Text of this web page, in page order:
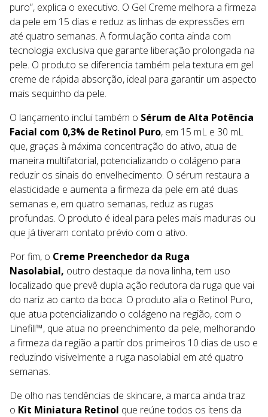
puro”, explica o executivo. O Gel Creme melhora a firmeza
da pele em 15 dias e reduz as linhas de expressões em
até quatro semanas. A formulação conta ainda com
tecnologia exclusiva que garante liberação prolongada na
pele. O produto se diferencia também pela textura em gel
creme de rápida absorção, ideal para garantir um aspecto
mais sequinho da pele.
O lançamento inclui também o Sérum de Alta Potência
Facial com 0,3% de Retinol Puro, em 15 mL e 30 mL
que, graças à máxima concentração do ativo, atua de
maneira multifatorial, potencializando o colágeno para
reduzir os sinais do envelhecimento. O sérum restaura a
elasticidade e aumenta a firmeza da pele em até duas
semanas e, em quatro semanas, reduz as rugas
profundas. O produto é ideal para peles mais maduras ou
que já tiveram contato prévio com o ativo.
Por fim, o Creme Preenchedor da Ruga
Nasolabial, outro destaque da nova linha, tem uso
localizado que prevê dupla ação redutora da ruga que vai
do nariz ao canto da boca. O produto alia o Retinol Puro,
que atua potencializando o colágeno na região, com o
Linefill™, que atua no preenchimento da pele, melhorando
a firmeza da região a partir dos primeiros 10 dias de uso e
reduzindo visivelmente a ruga nasolabial em até quatro
semanas.
De olho nas tendências de skincare, a marca ainda traz
o Kit Miniatura Retinol que reúne todos os itens da